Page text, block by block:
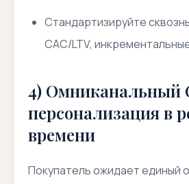
Стандартизируйте
CAC/LTV,
4) Омниканальный
персонализация в
времени
Покупатель ожидает единый